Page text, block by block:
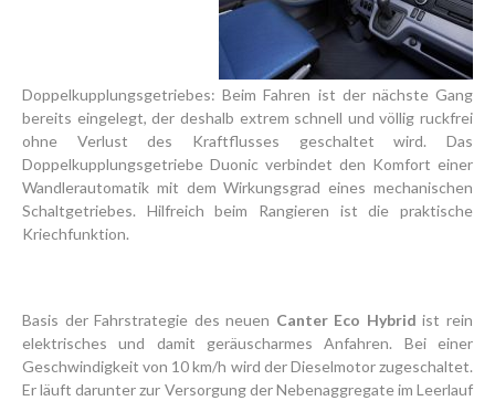
Doppelkupplungsgetriebes: Beim Fahren ist der nächste Gang
bereits eingelegt, der deshalb extrem schnell und völlig ruckfrei
ohne Verlust des Kraftflusses geschaltet wird. Das
Doppelkupplungsgetriebe Duonic verbindet den Komfort einer
Wandlerautomatik mit dem Wirkungsgrad eines mechanischen
Schaltgetriebes. Hilfreich beim Rangieren ist die praktische
Kriechfunktion.
Basis der Fahrstrategie des neuen Canter Eco Hybrid ist rein
elektrisches und damit geräuscharmes Anfahren. Bei einer
Geschwindigkeit von 10 km/h wird der Diesel­motor zugeschaltet.
Er läuft darunter zur Versorgung der Nebenaggregate im Leerlauf